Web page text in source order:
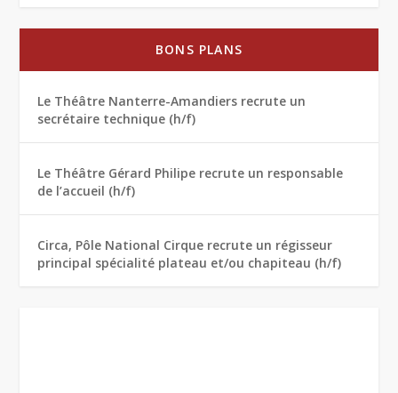
BONS PLANS
Le Théâtre Nanterre-Amandiers recrute un
secrétaire technique (h/f)
Le Théâtre Gérard Philipe recrute un responsable
de l’accueil (h/f)
Circa, Pôle National Cirque recrute un régisseur
principal spécialité plateau et/ou chapiteau (h/f)